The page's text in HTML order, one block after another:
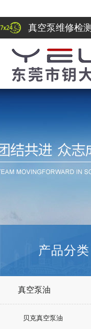
真空泵维修检
产品分类
真空泵油
贝克真空泵油